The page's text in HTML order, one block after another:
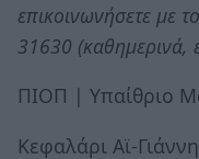
επικοινωνήσετε με
31630 (καθημερινά,
ΠΙΟΠ | Υπαίθριο
Κεφαλάρι Αϊ-